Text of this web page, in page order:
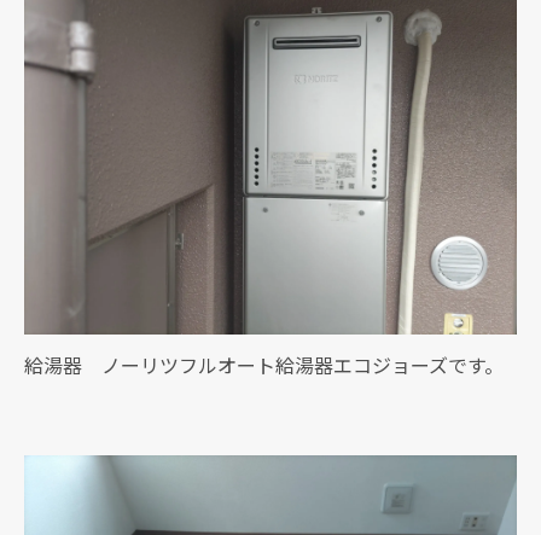
給湯器 ノーリツフルオート給湯器エコジョーズです。